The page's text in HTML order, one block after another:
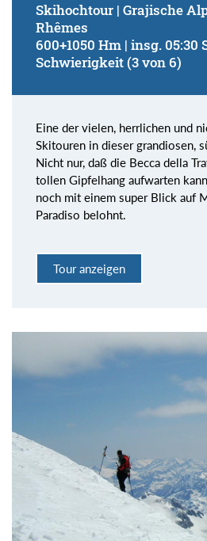
Skihochtour | Grajische
Rhêmes
600+1050 Hm | insg. 05:30
Schwierigkeit (3 von 6)
Eine der vielen, herrlichen und
Skitouren in dieser grandiosen,
Nicht nur, daß die Becca della
tollen Gipfelhang aufwarten
noch mit einem super Blick auf
Paradiso belohnt.
Tour anzeigen